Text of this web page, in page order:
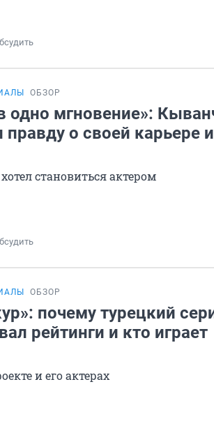
ОБЗОР
одно мгновение»:
о своей карьере и
становиться актером
ОБЗОР
почему турецкий
рейтинги и кто играет
и его актерах